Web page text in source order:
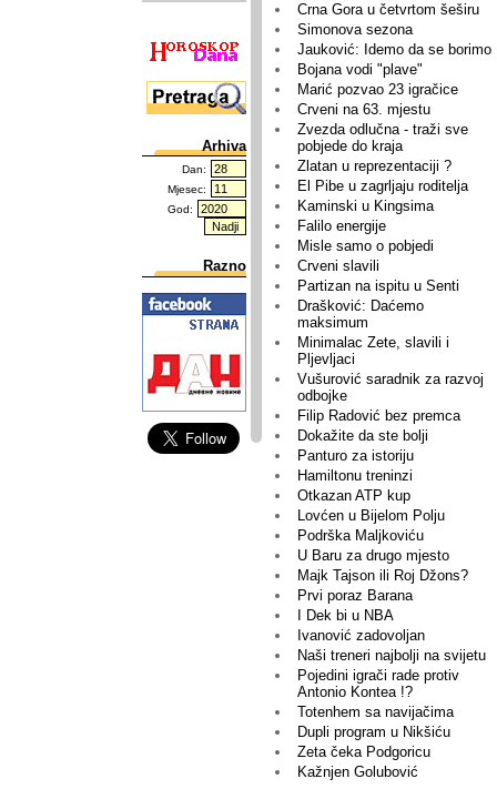
Arhiva
Dan:
Mjesec:
God:
Razno
Crna Gora u četvrtom šeširu
Simonova sezona
Jauković: Idemo da se borimo
Bojana vodi "plave"
Marić pozvao 23 igračice
Crveni na 63. mjestu
Zvezda odlučna - traži sve
pobjede do kraja
Zlatan u reprezentaciji ?
El Pibe u zagrljaju roditelja
Kaminski u Kingsima
Falilo energije
Misle samo o pobjedi
Crveni slavili
Partizan na ispitu u Senti
Drašković: Daćemo
maksimum
Minimalac Zete, slavili i
Pljevljaci
Vušurović saradnik za razvoj
odbojke
Filip Radović bez premca
Dokažite da ste bolji
Panturo za istoriju
Hamiltonu treninzi
Otkazan ATP kup
Lovćen u Bijelom Polju
Podrška Maljkoviću
U Baru za drugo mjesto
Majk Tajson ili Roj Džons?
Prvi poraz Barana
I Dek bi u NBA
Ivanović zadovoljan
Naši treneri najbolji na svijetu
Pojedini igrači rade protiv
Antonio Kontea !?
Totenhem sa navijačima
Dupli program u Nikšiću
Zeta čeka Podgoricu
Kažnjen Golubović